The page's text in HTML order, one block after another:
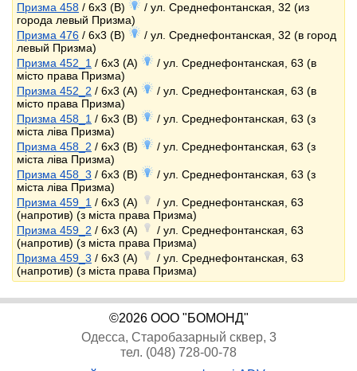
Призма 458 / 6x3 (B)
/ ул. Среднефонтанская, 32 (из
города левый Призма)
Призма 476 / 6x3 (B)
/ ул. Среднефонтанская, 32 (в город
левый Призма)
Призма 452_1 / 6x3 (A)
/ ул. Среднефонтанская, 63 (в
місто права Призма)
Призма 452_2 / 6x3 (A)
/ ул. Среднефонтанская, 63 (в
місто права Призма)
Призма 458_1 / 6x3 (B)
/ ул. Среднефонтанская, 63 (з
міста ліва Призма)
Призма 458_2 / 6x3 (B)
/ ул. Среднефонтанская, 63 (з
міста ліва Призма)
Призма 458_3 / 6x3 (B)
/ ул. Среднефонтанская, 63 (з
міста ліва Призма)
Призма 459_1 / 6x3 (A)
/ ул. Среднефонтанская, 63
(напротив) (з міста права Призма)
Призма 459_2 / 6x3 (A)
/ ул. Среднефонтанская, 63
(напротив) (з міста права Призма)
Призма 459_3 / 6x3 (A)
/ ул. Среднефонтанская, 63
(напротив) (з міста права Призма)
©2026 ООО "БОМОНД"
Одесса, Старобазарный сквер, 3
тел. (048) 728-00-78